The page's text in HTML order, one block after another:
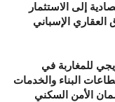
إلى الاستثمار
الإسباني
للمغاربة في
البناء والخدمات
الأمن السكني